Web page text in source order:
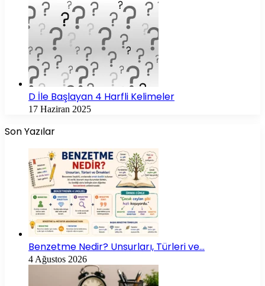
D İle Başlayan 4 Harfli Kelimeler
17 Haziran 2025
Son Yazılar
Benzetme Nedir? Unsurları, Türleri ve…
4 Ağustos 2026